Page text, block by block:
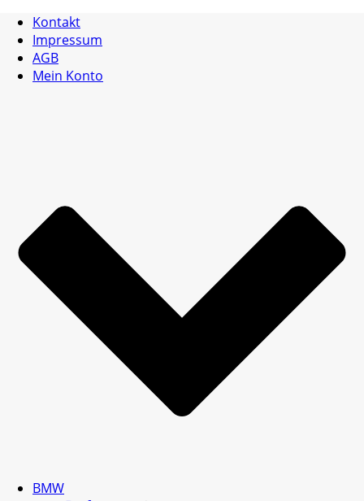
Kontakt
Impressum
AGB
Mein Konto
BMW